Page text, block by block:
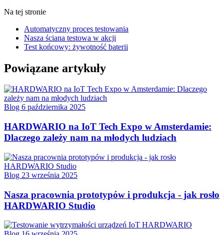
Na tej stronie
Automatyczny proces testowania
Nasza ściana testowa w akcji
Test końcowy: żywotność baterii
Powiązane artykuły
Blog 6 października 2025
HARDWARIO na IoT Tech Expo w Amsterdamie:
Dlaczego zależy nam na młodych ludziach
Blog 23 września 2025
Nasza pracownia prototypów i produkcja - jak rosło
HARDWARIO Studio